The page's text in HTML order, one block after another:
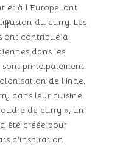
et à l’Europe, ont
du curry. Les
ont contribué à
dans les
sont principalement
de l’Inde,
dans leur cuisine.
de curry », un
été créée pour
d’inspiration